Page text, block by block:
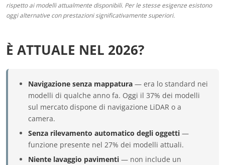
rispetto ai modelli attualmente disponibili. Per le stesse esigenze esistono
oggi alternative con prestazioni significativamente superiori.
È ATTUALE NEL 2026?
Navigazione senza mappatura — era lo standard nei
modelli di qualche anno fa. Oggi il 37% dei modelli
sul mercato dispone di navigazione LiDAR o a
camera.
Senza rilevamento automatico degli oggetti —
funzione presente nel 27% dei modelli attuali.
Niente lavaggio pavimenti — non include un